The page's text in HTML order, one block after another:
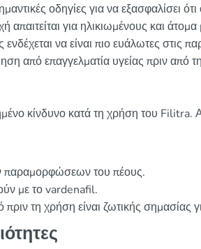
οδηγίες για να εξασφαλίσει
απαιτείται για ηλικιωμένους και
να είναι πιο ευάλωτες στις
από επαγγελματία υγείας πριν από
κίνδυνο κατά τη χρήση του Filitra.
παραμορφώσεων του πέους.
με το vardenafil.
τη χρήση είναι ζωτικής σημασίας